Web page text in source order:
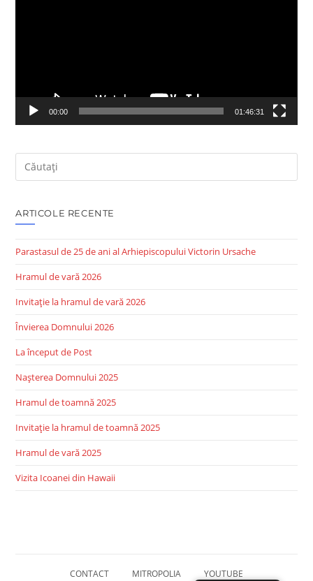
00:00 01:46:31
Search
this
ARTICOLE RECENTE
Parastasul de 25 de ani al Arhiepiscopului Victorin Ursache
Hramul de vară 2026
Invitație la hramul de vară 2026
Învierea Domnului 2026
La început de Post
Nașterea Domnului 2025
Hramul de toamnă 2025
Invitație la hramul de toamnă 2025
Hramul de vară 2025
Vizita Icoanei din Hawaii
CONTACT MITROPOLIA YOUTUBE